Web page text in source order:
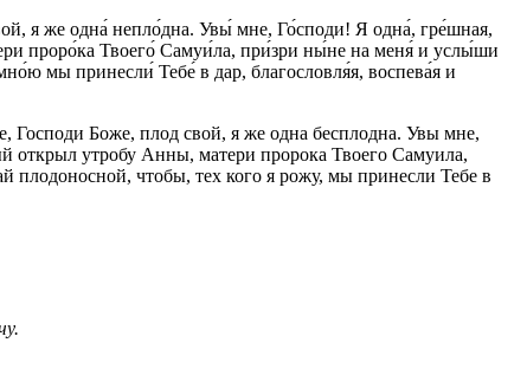
я же одна́ непло́дна. Увы́ мне, Го́споди! Я одна́, гре́шная,
проро́ка Твоего́ Самуи́ла, при́зри ны́не на меня́ и услы́ши
мы принесли́ Тебе́ в дар, благословля́я, воспева́я и
Боже, плод свой, я же одна бесплодна. Увы мне,
открыл утробу Анны, матери пророка Твоего Самуила,
плодоносной, чтобы, тех кого я рожу, мы принесли Тебе в